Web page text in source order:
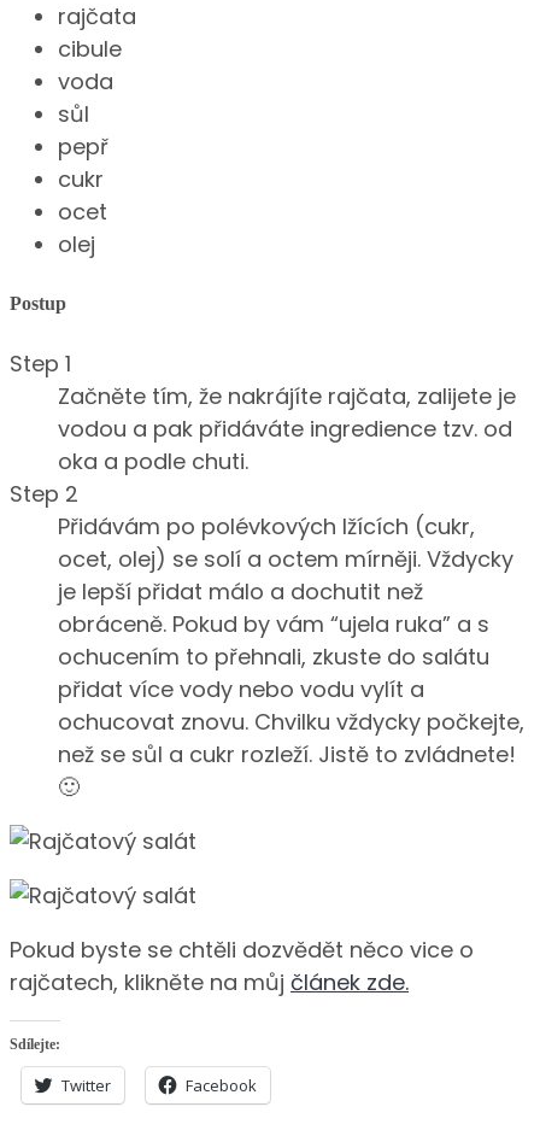
rajčata
cibule
voda
sůl
pepř
cukr
ocet
olej
Postup
Step 1
Začněte tím, že nakrájíte rajčata, zalijete je
vodou a pak přidáváte ingredience tzv. od
oka a podle chuti.
Step 2
Přidávám po polévkových lžících (cukr,
ocet, olej) se solí a octem mírněji. Vždycky
je lepší přidat málo a dochutit než
obráceně. Pokud by vám “ujela ruka” a s
ochucením to přehnali, zkuste do salátu
přidat více vody nebo vodu vylít a
ochucovat znovu. Chvilku vždycky počkejte,
než se sůl a cukr rozleží. Jistě to zvládnete!
🙂
Pokud byste se chtěli dozvědět něco vice o
rajčatech, klikněte na můj článek zde.
Sdílejte:
Twitter Facebook